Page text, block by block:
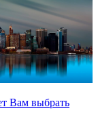
Вам выбрать